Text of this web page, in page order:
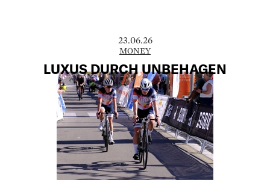
23.06.26
MONEY
LUXUS DURCH UNBEHAGEN